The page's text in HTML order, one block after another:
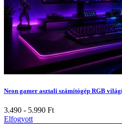
Neon gamer asztali számítógép RGB
3.490 - 5.990 Ft
Elfogyott